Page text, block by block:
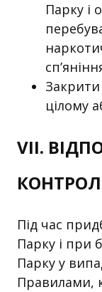
Парку і
Закрити
цілому
VІI.
Під час
Парку і при
Парку у
Правилами,